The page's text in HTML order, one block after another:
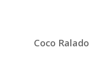
Coco